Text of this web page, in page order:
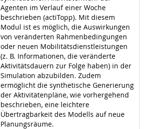
Agenten im Verlauf einer Woche
beschrieben (actiTopp). Mit diesem
Modul ist es möglich, die Auswirkungen
von veränderten Rahmenbedingungen
oder neuen Mobilitätsdienstleistungen
(z. B. Informationen, die veränderte
Aktivitätsdauern zur Folge haben) in der
Simulation abzubilden. Zudem
ermöglicht die synthetische Generierung
der Aktivitätenpläne, wie vorhergehend
beschrieben, eine leichtere
Übertragbarkeit des Modells auf neue
Planungsräume.